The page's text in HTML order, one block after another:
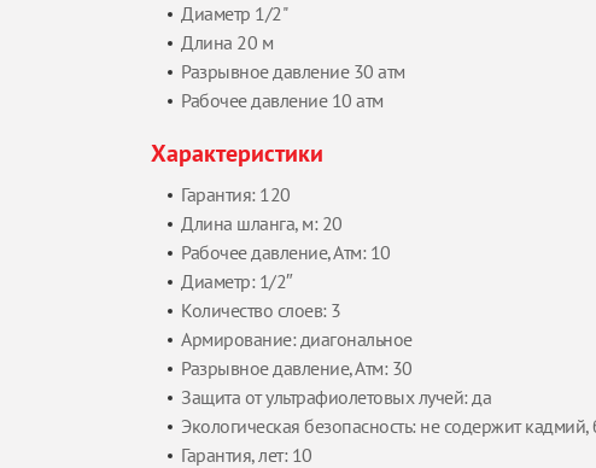
Диаметр 1/2"
Длина 20 м
Разрывное давление 30 атм
Рабочее давление 10 атм
Характеристики
Гарантия: 120
Длина шланга, м: 20
Рабочее давление, Атм: 10
Диаметр: 1/2″
Количество слоев: 3
Армирование: диагональное
Разрывное давление, Атм: 30
Защита от ультрафиолетовых лучей: да
Экологическая безопасность: не содержит кадмий,
Гарантия, лет: 10